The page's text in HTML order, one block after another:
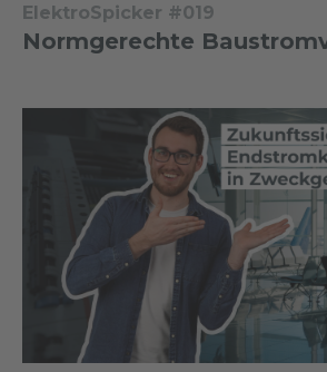
ElektroSpicker #019
Normgerechte